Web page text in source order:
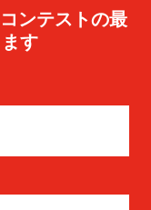
ンテストの最
す